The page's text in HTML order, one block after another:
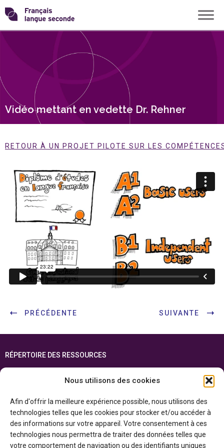
Nous utilisons des cookies
Afin d'offrir la meilleure expérience possible, nous utilisons des
technologies telles que les cookies pour stocker et/ou accéder à
des informations sur votre appareil. Votre consentement à ces
technologies nous permettra de traiter des données telles que
votre comportement de navigation ou des identifiants uniques
Skip
to
content
Transformons
langue
Vidéo mettant en vedette Dr. Rehner
RETOUR À UN PROJET PILOTE SUR LES
PRÉCÉDENTE SUIVANTE
RÉPERTOIRE DES RESSOURCES
FOIRE AUX QUESTIONS
ENGLISH
Cette ressource est réalisée grâce au soutien financier du gouvernement de
l’Ontario et du gouvernement duCanada par l’entremise du ministère du
Patrimoine canadien